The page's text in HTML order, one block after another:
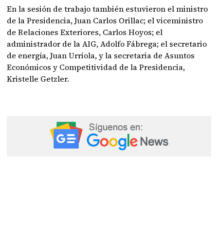
En la sesión de trabajo también estuvieron el ministro
de la Presidencia, Juan Carlos Orillac; el viceministro
de Relaciones Exteriores, Carlos Hoyos; el
administrador de la AIG, Adolfo Fábrega; el secretario
de energía, Juan Urriola, y la secretaria de Asuntos
Económicos y Competitividad de la Presidencia,
Kristelle Getzler.